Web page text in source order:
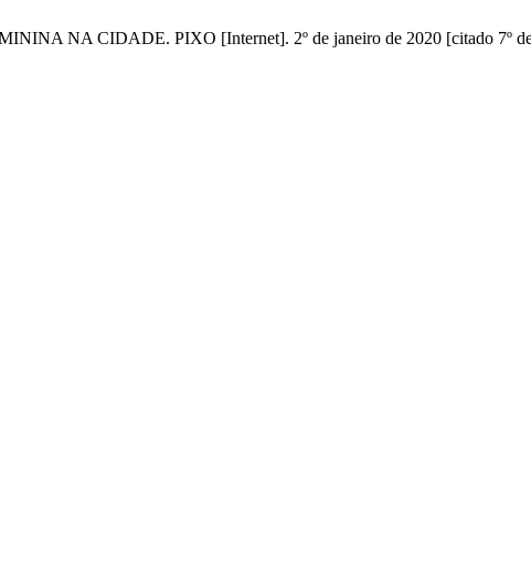
NA CIDADE. PIXO [Internet]. 2º de janeiro de 2020 [citado 7º de